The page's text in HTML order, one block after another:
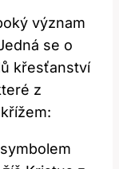
význam
se o
křesťanství
z